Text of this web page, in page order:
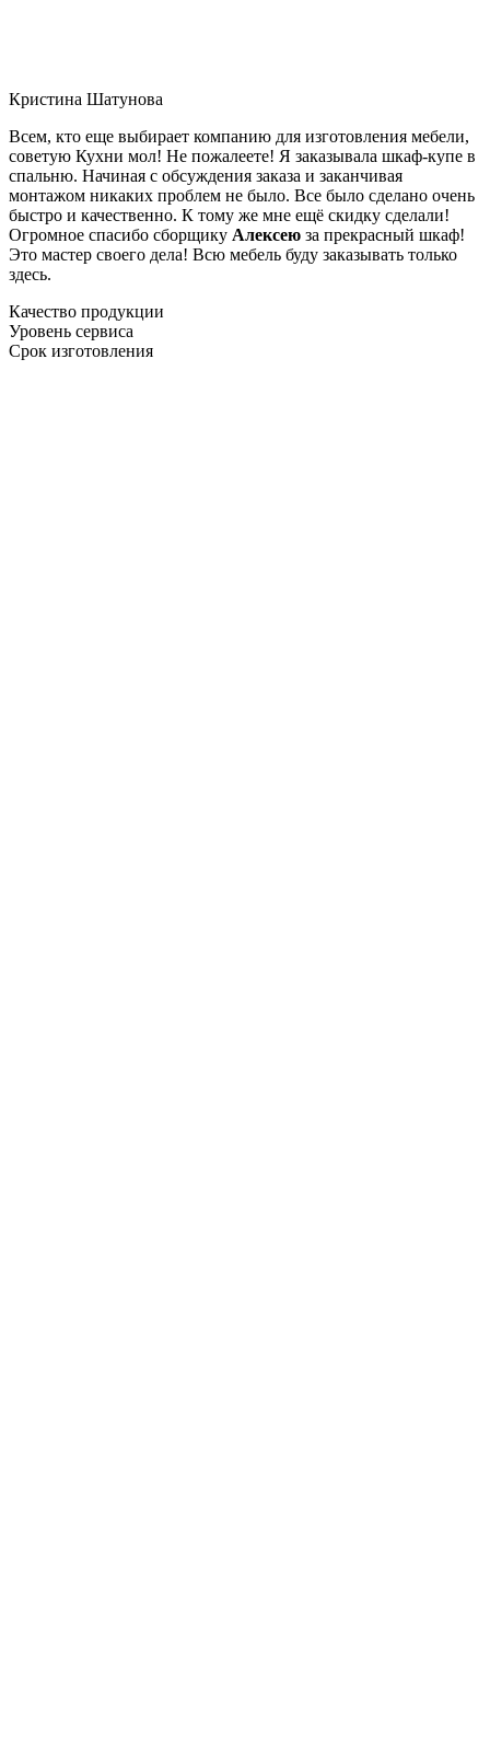
Кристина Шатунова
Всем, кто еще выбирает компанию для изготовления мебели,
советую Кухни мол! Не пожалеете! Я заказывала шкаф-купе в
спальню. Начиная с обсуждения заказа и заканчивая
монтажом никаких проблем не было. Все было сделано очень
быстро и качественно. К тому же мне ещё скидку сделали!
Огромное спасибо сборщику Алексею за прекрасный шкаф!
Это мастер своего дела! Всю мебель буду заказывать только
здесь.
Качество продукции
Уровень сервиса
Срок изготовления